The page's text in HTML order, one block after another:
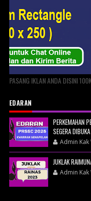
PASANG IKLAN ANDA DISINI
EDARAN
PERKEMAHAN
SEGERA DIBUKA
Admin Kak
JUKLAK
Admin Kak